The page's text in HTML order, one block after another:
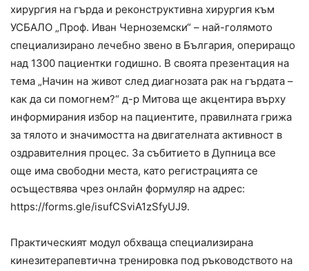
хирургия на гърда и реконструктивна хирургия към
УСБАЛО „Проф. Иван Черноземски“ – най-голямото
специализирано лечебно звено в България, опериращо
над 1300 пациентки годишно. В своята презентация на
тема „Начин на живот след диагнозата рак на гърдата –
как да си помогнем?“ д-р Митова ще акцентира върху
информирания избор на пациентите, правилната грижа
за тялото и значимостта на двигателната активност в
оздравителния процес. За събитието в Дупница все
още има свободни места, като регистрацията се
осъществява чрез онлайн формуляр на адрес:
https://forms.gle/isufCSviA1zSfyUJ9.
Практическият модул обхваща специализирана
кинезитерапевтична тренировка под ръководството на